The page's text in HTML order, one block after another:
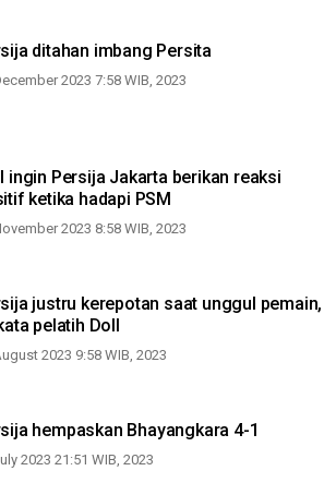
ditahan imbang Persita
2023 7:58 WIB, 2023
ingin Persija Jakarta berikan reaksi
ketika hadapi PSM
2023 8:58 WIB, 2023
justru kerepotan saat unggul pemain,
pelatih Doll
2023 9:58 WIB, 2023
hempaskan Bhayangkara 4-1
2023 21:51 WIB, 2023